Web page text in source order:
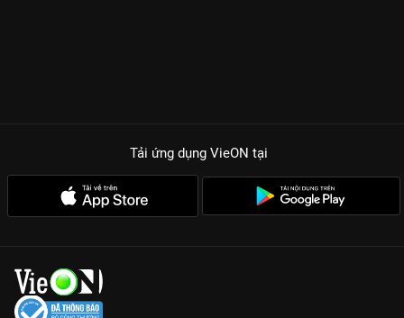
Tải ứng dụng VieON tại